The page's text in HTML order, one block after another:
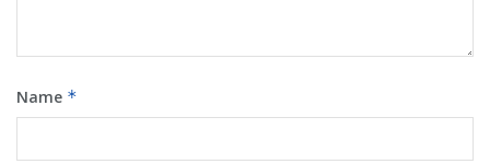
Name *